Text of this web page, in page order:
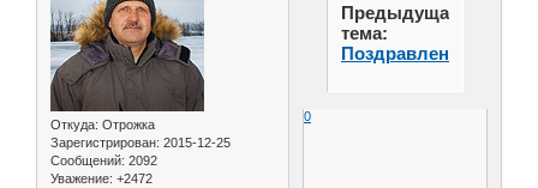
Откуда: Отрожка
Зарегистрирован: 2015-12-25
Сообщений: 2092
Уважение: +2472
Предыдущая
тема:
Поздравления
0